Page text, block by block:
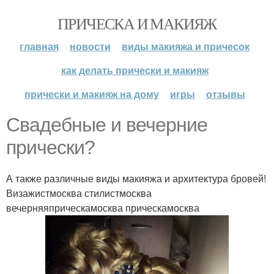
ПРИЧЕСКА И МАКИЯЖ
главная новости
виды макияжа и причесок
как делать прически и макияж
прически и макияж на дому
игры отзывы
Свадебные и вечерние
прически?
А также различные виды макияжа и архитектура бровей!
Визажистмосква стилистмосква
вечерняяприческамосква прическамосква